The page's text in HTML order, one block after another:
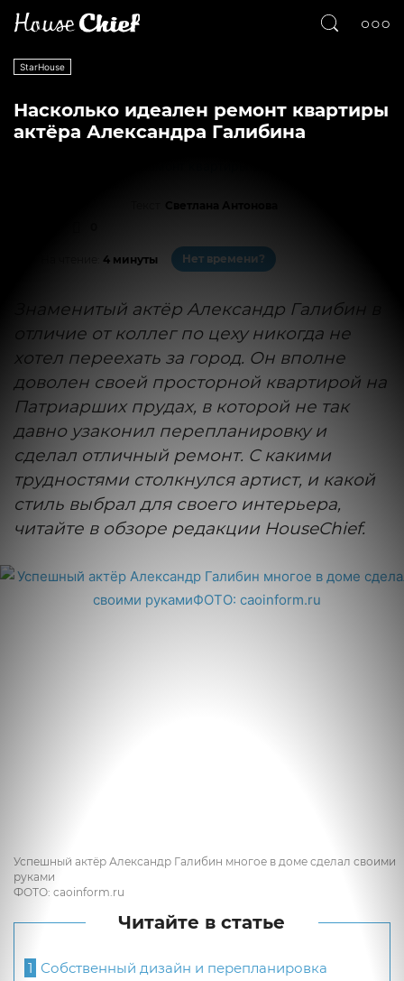
StarHouse
Насколько идеален ремонт квартиры
актёра Александра Галибина
Светлана Антонова
4 минуты Нет времени?
Знаменитый актёр Александр Галибин в
отличие от коллег по цеху никогда не
хотел переехать за город. Он вполне
доволен своей просторной квартирой на
Патриарших прудах, в которой не так
давно узаконил перепланировку и
сделал отличный ремонт. С какими
трудностями столкнулся артист, и какой
стиль выбрал для своего интерьера,
читайте в обзоре редакции HouseChief.
Успешный актёр Александр Галибин многое в доме сделал своими
руками
ФОТО: caoinform.ru
Читайте в статье
1 Собственный дизайн и перепланировка